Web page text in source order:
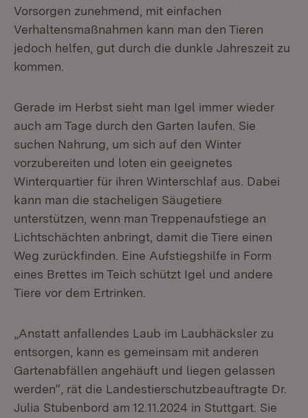
Vorsorgen zunehmend, mit einfachen
Verhaltensmaßnahmen kann man den Tieren
jedoch helfen, gut durch die dunkle Jahreszeit zu
kommen.
Gerade im Herbst sieht man Igel immer wieder
auch am Tage durch den Garten laufen. Sie
suchen Nahrung, um sich auf den Winter
vorzubereiten und loten ein geeignetes
Winterquartier für ihren Winterschlaf aus. Dabei
kann man die stacheligen Säugetiere
unterstützen, wenn man Treppenaufstiege an
Lichtschächten anbringt, damit die Tiere einen
Weg zurückfinden. Eine Aufstiegshilfe in Form
eines Brettes im Teich schützt Igel und andere
Tiere vor dem Ertrinken.
„Anstatt anfallendes Laub im Laubhäcksler zu
entsorgen, kann es gemeinsam mit anderen
Gartenabfällen angehäuft und liegen gelassen
werden“, rät die Landestierschutzbeauftragte Dr.
Julia Stubenbord am 12.11.2024 in Stuttgart. Sie